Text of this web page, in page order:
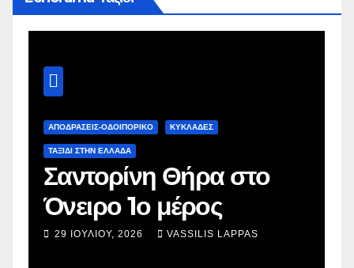
ΑΠΟΔΡΑΣΕΙΣ-ΟΔΟΙΠΟΡΙΚΟ ΚΥΚΛΑΔΕΣ
ΤΑΞΊΔΙ ΣΤΗΝ ΕΛΛΆΔΑ
Σαντορίνη Θήρα στο
Όνειρο 1ο μέρος
29 ΙΟΥΛΊΟΥ, 2026 VASSILIS LAPPAS